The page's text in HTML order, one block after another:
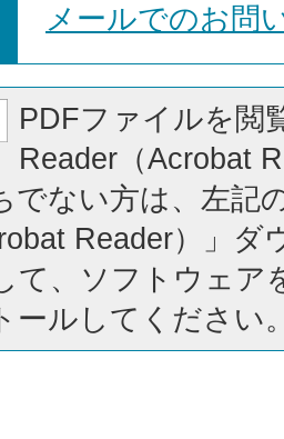
メールでのお問
PDFファイルを閲
Reader（Acrobat
でない方は、左記
Reader）」ダ
て、ソフトウェア
ールしてください